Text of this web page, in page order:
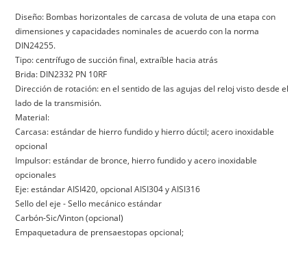
Diseño: Bombas horizontales de carcasa de voluta de una etapa con
dimensiones y capacidades nominales de acuerdo con la norma
DIN24255.
Tipo: centrífugo de succión final, extraíble hacia atrás
Brida: DIN2332 PN 10RF
Dirección de rotación: en el sentido de las agujas del reloj visto desde el
lado de la transmisión.
Material:
Carcasa: estándar de hierro fundido y hierro dúctil; acero inoxidable
opcional
Impulsor: estándar de bronce, hierro fundido y acero inoxidable
opcionales
Eje: estándar AISI420, opcional AISI304 y AISI316
Sello del eje - Sello mecánico estándar
Carbón-Sic/Vinton (opcional)
Empaquetadura de prensaestopas opcional;